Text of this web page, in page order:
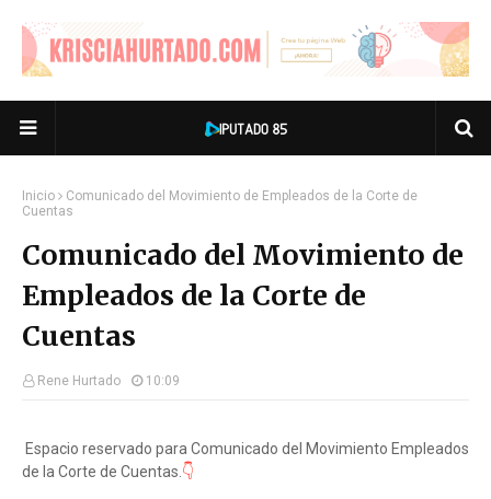
Inicio
Comunicado del Movimiento de Empleados de la Corte de
Cuentas
Comunicado del Movimiento de
Empleados de la Corte de
Cuentas
Rene Hurtado 10:09
Espacio reservado para Comunicado del Movimiento Empleados
de la Corte de Cuentas.👇